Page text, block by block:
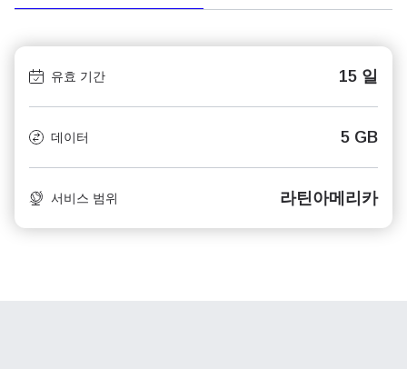
유효 기간 15 일
데이터 5 GB
서비스 범위 라틴아메리카